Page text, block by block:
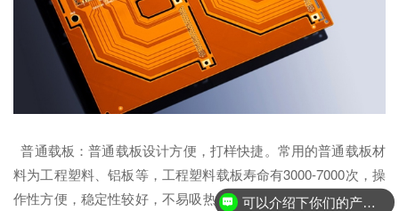
普通载板：普通载板设计方便，打样快捷。常用的普通载板材
料为工程塑料、铝板等，工程塑料载板寿命有3000-7000次，操
作性方便，稳定性较好，不易吸热，不烫手，价格是铝板的5倍
可以介绍下你们的产品么？